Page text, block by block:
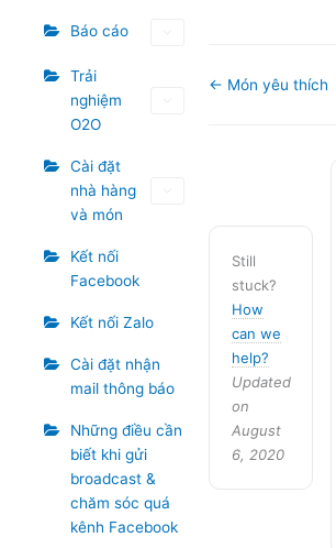
Báo cáo
Trải
nghiệm
O2O
Cài đặt
nhà hàng
và món
Kết nối
Facebook
Kết nối Zalo
Cài đặt nhận
mail thông báo
Những điều cần
biết khi gửi
broadcast &
chăm sóc quá
kênh Facebook
Doc
← Món yêu thích
Still
stuck?
How
can we
help?
Updated
on
August
6, 2020